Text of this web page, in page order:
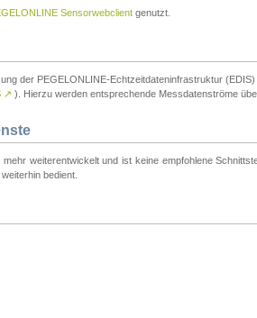
Sensorwebclient genutzt.
der PEGELONLINE-Echtzeitdateninfrastruktur
↗ ). Hierzu werden entsprechende Messdatenströme
mehr weiterentwickelt und ist keine empfohlene
bedient.